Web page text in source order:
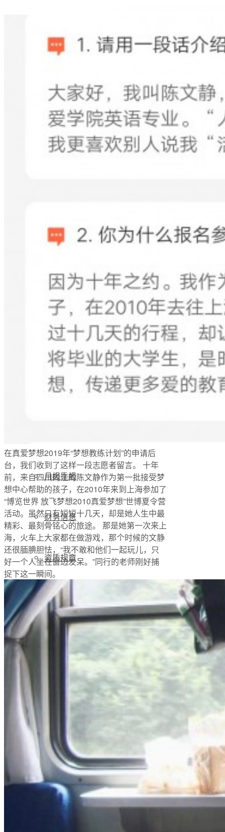
公益项目
梦想工程
专项基金
伙伴发展
评估报告
公开透明
年度报告
月报季报
财务信息
资质规章
捐赠查询
公募信披
合作伙伴
Search
在真爱梦想2019年“梦想教练计划”的申请后
台，我们收到了这样一段志愿者留言。 十年
前，来自四川内江的陈文静作为第一批接受梦
想中心帮助的孩子，在2010年来到上海参加了
“博览世界 放飞梦想2010真爱梦想”世博夏令营
活动。虽然只有短短十几天，却是她人生中最
精彩、最刻骨铭心的旅途。 那是她第一次来上
海，火车上大家都在做游戏，那个时候的文静
还很腼腆胆怯，“我不敢和他们一起玩儿，只
好一个人坐在窗边发呆。”同行的老师刚好捕
捉下这一瞬间。